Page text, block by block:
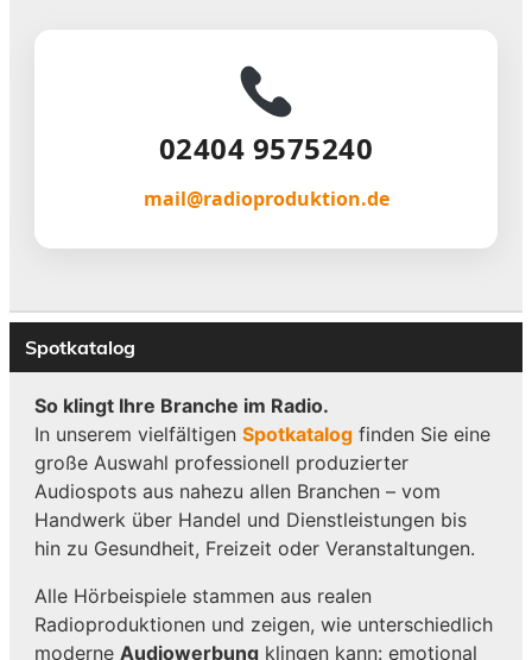
02404 9575240
mail@radioproduktion.de
Spotkatalog
So klingt Ihre Branche im Radio.
In unserem vielfältigen Spotkatalogfinden Sie eine
große Auswahl professionell produzierter
Audiospots aus nahezu allen Branchen – vom
Handwerk über Handel und Dienstleistungen bis
hin zu Gesundheit, Freizeit oder Veranstaltungen.
Alle Hörbeispiele stammen aus realen
Radioproduktionen und zeigen, wie unterschiedlich
moderne Audiowerbungklingen kann: emotional